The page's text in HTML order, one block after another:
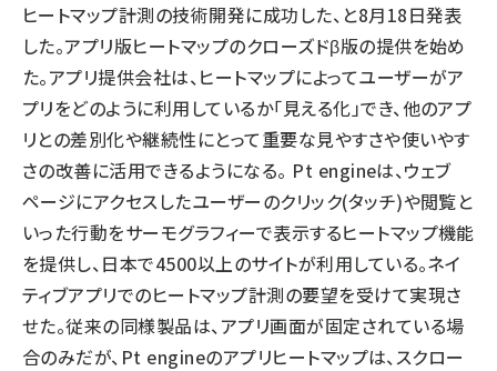
ヒートマップ計測の技術開発に成功した、と8月18日発表
した。アプリ版ヒートマップのクローズドβ版の提供を始め
た。アプリ提供会社は、ヒートマップによってユーザーがア
プリをどのように利用しているか「見える化」でき、他のアプ
リとの差別化や継続性にとって重要な見やすさや使いやす
さの改善に活用できるようになる。 Pt engineは、ウェブ
ページにアクセスしたユーザーのクリック(タッチ)や閲覧と
いった行動をサーモグラフィーで表示するヒートマップ機能
を提供し、日本で4500以上のサイトが利用している。ネイ
ティブアプリでのヒートマップ計測の要望を受けて実現さ
せた。従来の同様製品は、アプリ画面が固定されている場
合のみだが、Pt engineのアプリヒートマップは、スクロー